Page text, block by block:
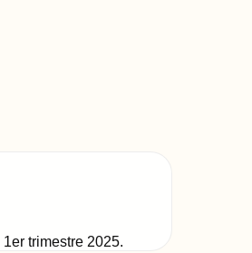
1er trimestre 2025.